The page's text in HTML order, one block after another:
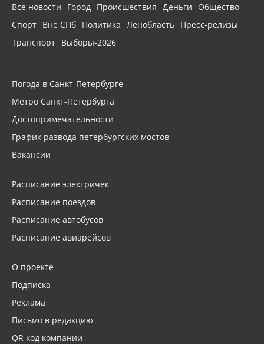
Все новости Город Происшествия Деньги
Общество
Спорт Вне СПб Политика Ленобласть Пресс-релизы
Транспорт Выборы-2026
Погода в Санкт-Петербурге
Метро Санкт-Петербурга
Достопримечательности
График развода петербургских мостов
Вакансии
Расписание электричек
Расписание поездов
Расписание автобусов
Расписание авиарейсов
О проекте
Подписка
Реклама
Письмо в редакцию
QR код компании